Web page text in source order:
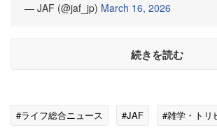
— JAF (@jaf_jp) March 16, 2026
続きを読む
#ライフ総合ニュース #JAF #雑学・トリ